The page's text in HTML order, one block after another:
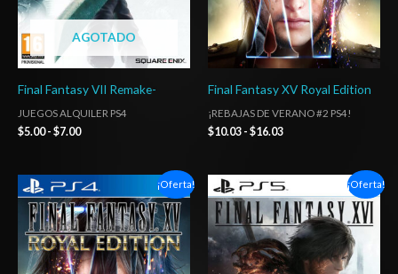
AGOTADO
Final Fantasy VII Remake-
JUEGOS ALQUILER PS4
$5.00 - $7.00
Final Fantasy XV Royal Edition
¡REBAJAS DE VERANO #2 PS4!
$10.03 - $16.03
¡Oferta!
Rango
de
precios:
desde
$5.00
hasta
$7.00
¡Oferta!
Rango
de
precios:
desde
$16.03
hasta
$24.03